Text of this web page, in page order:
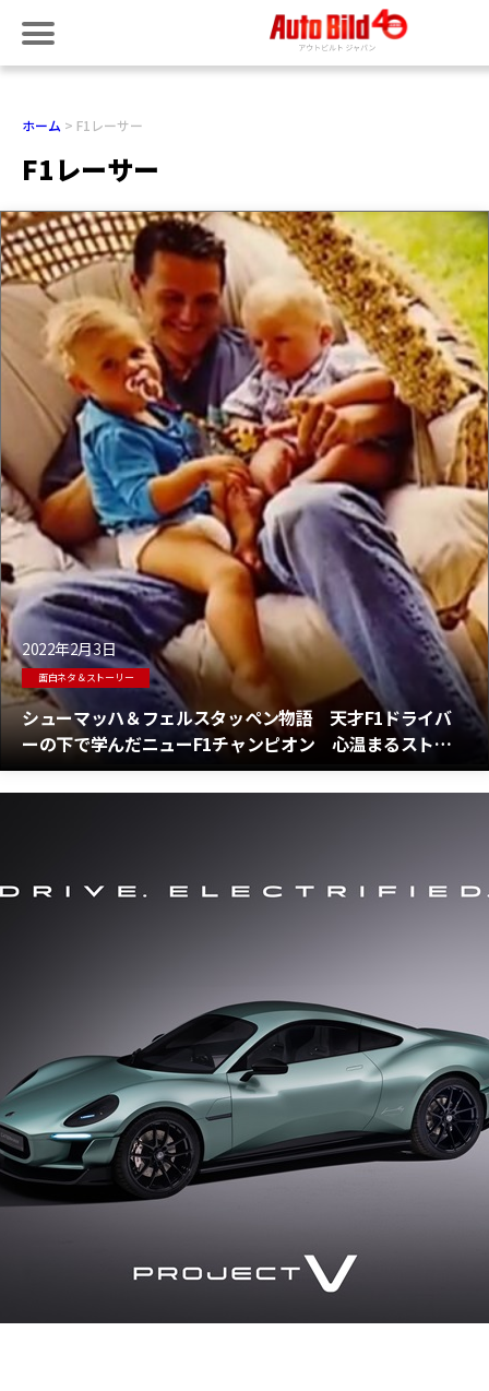
ホーム F1レーサー
F1レーサー
2022年2月3日
面白ネタ＆ストーリー
シューマッハ＆フェルスタッペン物語 天才F1ドライバ
ーの下で学んだニューF1チャンピオン 心温まるストー
リー